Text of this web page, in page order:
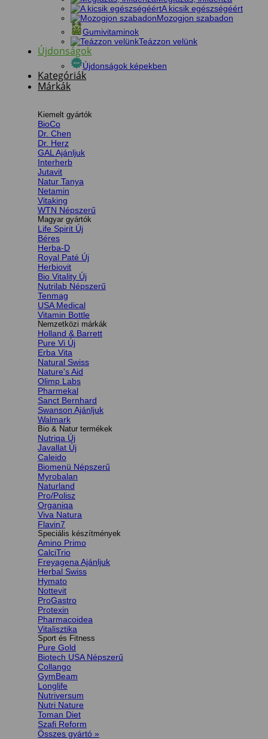
A kicsik egészségéért
Mozogjon szabadon
Gumivitaminok
Teázzon velünk
Újdonságok
Újdonságok képekben
Kategóriák
Márkák
Kiemelt gyártók
BioCo
Dr. Chen
Dr. Herz
GAL
Interherb
Jutavit
Natur Tanya
Netamin
Vitaking
WTN
Magyar gyártók
Life Spirit
Béres
Herba-D
Royal Paté
Herbiovit
Bio Vitality
Nutrilab
Tenmag
USA Medical
Vitamin Bottle
Nemzetközi márkák
Holland & Barrett
Pure Vi
Erba Vita
Natural Swiss
Nature's Aid
Olimp Labs
Pharmekal
Sanct Bernhard
Swanson
Walmark
Bio & Natur termékek
Nutriqa
Javallat
Caleido
Biomenü
Myrobalan
Naturland
Pro/Polisz
Organiqa
Viva Natura
Flavin7
Speciális készítmények
Amino Primo
CalciTrio
Freyagena
Herbal Swiss
Hymato
Nottevit
ProGastro
Protexin
Pharmacoidea
Vitalisztika
Sport és Fitness
Pure Gold
Biotech USA
Collango
GymBeam
Longlife
Nutriversum
Nutri Nature
Toman Diet
Szafi Reform
Összes gyártó »